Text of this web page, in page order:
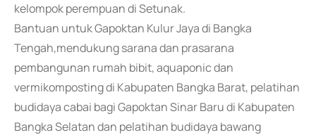
kelompok perempuan di Setunak.
Bantuan untuk Gapoktan Kulur Jaya di Bangka
Tengah,mendukung sarana dan prasarana
pembangunan rumah bibit, aquaponic dan
vermikomposting di Kabupaten Bangka Barat, pelatihan
budidaya cabai bagi Gapoktan Sinar Baru di Kabupaten
Bangka Selatan dan pelatihan budidaya bawang